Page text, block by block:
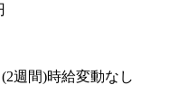
週間)時給変動なし